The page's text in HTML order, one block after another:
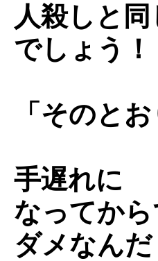
人殺しと同
でしょう！
「そのと
手遅れに
なってか
ダメなんだ